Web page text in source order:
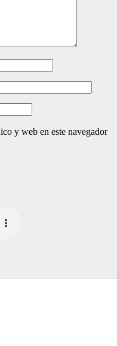
y web en este navegador